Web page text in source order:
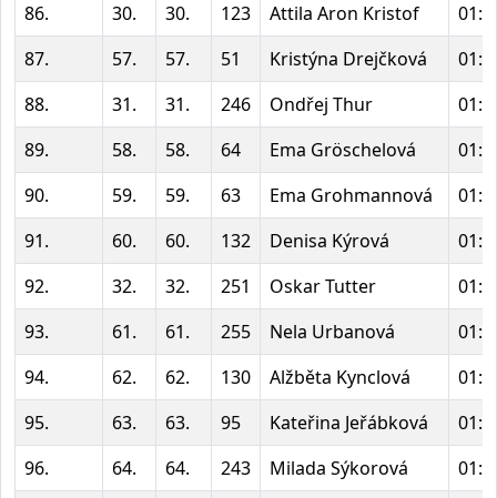
86.
30. 30. 123 Attila Aron Kristof
87.
57. 57. 51 Kristýna Drejčková
88.
31. 31. 246 Ondřej Thur
89.
58. 58. 64 Ema Gröschelová
90.
59. 59. 63 Ema Grohmannová
91.
60. 60. 132 Denisa Kýrová
92.
32. 32. 251 Oskar Tutter
93.
61. 61. 255 Nela Urbanová
94.
62. 62. 130 Alžběta Kynclová
95.
63. 63. 95 Kateřina Jeřábková
96.
64. 64. 243 Milada Sýkorová